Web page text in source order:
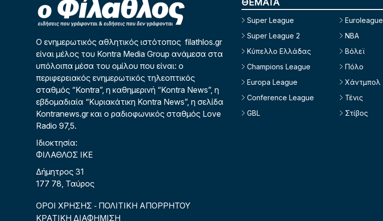
Ο ενημερωτικός αθλητικός ιστότοπος filathlos.gr
είναι μέλος του Kontra Media Group ανάμεσα στα
υπόλοιπα μέσα του ομίλου που είναι: ο
περιφερειακός ενημερωτικός τηλεοπτικός
σταθμός “Kontra”, η καθημερινή “Kontra News”, η
εβδομαδιαία “Κυριακάτικη Kontra News”, η σελίδα
Kontranews.gr και ο ραδιοφωνικός σταθμός Love
Radio 97,5.
Ιδιοκτησία:
ΦΙΛΑΘΛΟΣ ΙΚΕ
Δήμητρος 31
177 78, Ταύρος
ΟΡΟΙ ΧΡΗΣΗΣ - ΠΟΛΙΤΙΚΗ ΑΠΟΡΡΗΤΟΥ
ΚΡΑΤΙΚΗ ΔΙΑΦΗΜΙΣΗ
ΘΕΜΑΤΑ
Super League
Super League 2
Κύπελλο Ελλάδας
Champions League
Europa League
Conference League
GBL
Euroleague
NBA
Βόλεϊ
Πόλο
Χάντμπολ
Τένις
Στίβος